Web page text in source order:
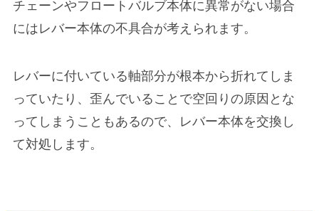
チェーンやフロートバルブ本体に異常がない場合
にはレバー本体の不具合が考えられます。
レバーに付いている軸部分が根本から折れてしま
っていたり、歪んでいることで空回りの原因とな
ってしまうこともあるので、レバー本体を交換し
て対処します。